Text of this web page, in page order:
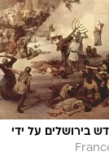
בירושלים על ידי